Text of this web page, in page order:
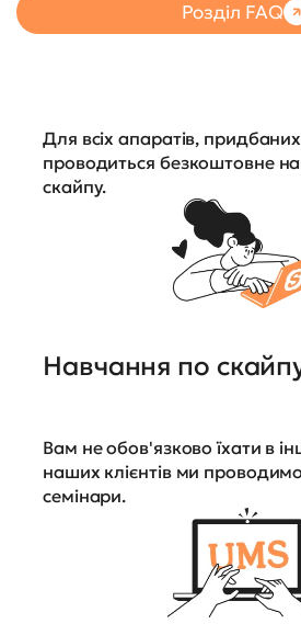
Розділ FAQ
Для всіх апаратів,
проводиться безкоштовне
скайпу.
Навчання по
Вам не обов'язково їхати в
наших клієнтів ми
семінари.